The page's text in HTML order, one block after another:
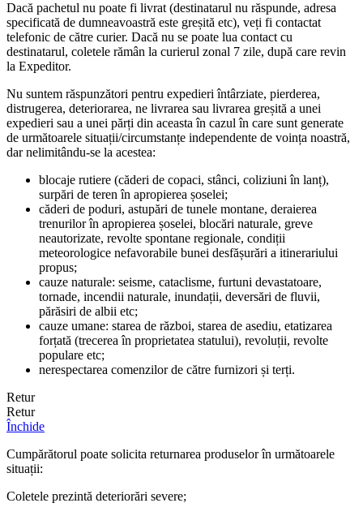
Dacă pachetul nu poate fi livrat (destinatarul nu răspunde, adresa
specificată de dumneavoastră este greșită etc), veți fi contactat
telefonic de către curier. Dacă nu se poate lua contact cu
destinatarul, coletele rămân la curierul zonal 7 zile, după care revin
la Expeditor.
Nu suntem răspunzători pentru expedieri întârziate, pierderea,
distrugerea, deteriorarea, ne livrarea sau livrarea greșită a unei
expedieri sau a unei părți din aceasta în cazul în care sunt generate
de următoarele situații/circumstanțe independente de voința noastră,
dar nelimitându-se la acestea:
blocaje rutiere (căderi de copaci, stânci, coliziuni în lanț),
surpări de teren în apropierea șoselei;
căderi de poduri, astupări de tunele montane, deraierea
trenurilor în apropierea șoselei, blocări naturale, greve
neautorizate, revolte spontane regionale, condiții
meteorologice nefavorabile bunei desfășurări a itinerariului
propus;
cauze naturale: seisme, cataclisme, furtuni devastatoare,
tornade, incendii naturale, inundații, deversări de fluvii,
părăsiri de albii etc;
cauze umane: starea de război, starea de asediu, etatizarea
forțată (trecerea în proprietatea statului), revoluții, revolte
populare etc;
nerespectarea comenzilor de către furnizori și terți.
Retur
Retur
Închide
Cumpărătorul poate solicita returnarea produselor în următoarele
situații:
Coletele prezintă deteriorări severe;